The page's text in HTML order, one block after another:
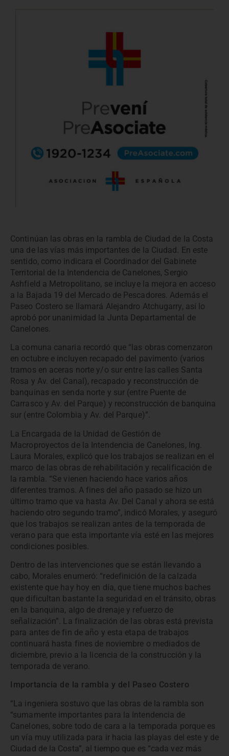
Continúan las obras en la rambla de Ciudad de la Costa
una de las vías más importantes de la Ciudad. En este
sentido, como indicara el Coordinador del Gabinete
Territorial de la Intendencia de Canelones, Sergio
Ashfield a Metropolitano, se incluye la mejora en acceso
a la Bajada 19 del Mercado de Pescadores. Además el
Paseo Costero se llamará Alejandro Atchugarry, así lo
aprobó por unanimidad la Junta Departamental de
Canelones.
La comuna canaria recordó que “las obras comenzaron
en octubre e incluyen recapado del pavimento (varios
tramos en aceras norte y/o sur entre las calles Santa
Rosa y Av. del Canal), recapado y reconstrucción de
banquinas en senda norte y sur (entre Puente de
Carrasco y Av. del Parque) y reconstrucción de banquina
sur (entre Colombia y Av. del Parque)”.
La Encargada de la Unidad de Gestión de
Macroproyectos de la Intendencia de Canelones, Ing.
Laura Morales, explicó que los trabajos se realizan en el
marco de las obras de rehabilitación y recalificación de
la rambla. “Se vienen haciendo hace varios años
diferentes tramos. A fines del año pasado se hizo un
último tramo que va hasta Av. Del Canal y ahora se está
haciendo otro segundo tramo”, indicó Morales, y aseguró
que los trabajos se realizan antes de la temporada de
verano para que esta importante vía esté en las mejores
condiciones posibles.
Dentro de las intervenciones que se están llevando a
cabo, Morales enumeró: “redefinición de la calzada
existente que hay hoy en día, que tiene muchos baches
que dificultan bastante la seguridad en el tránsito, obras
en la banquina, algo de drenaje y refuerzo de
señalización”. La finalización de las obras está prevista
para antes de fin de año y esta etapa de trabajos
continuará hasta fines de noviembre o mediados de
diciembre, previo a la licencia de la construcción y la
temporada de verano.
Importancia de la rambla y del Paseo Costero
“La ingeniera sostuvo que las obras de la rambla son
“sumamente importantes para la Intendencia de
Canelones, sobre todo de cara a la temporada porque es
un vía muy utilizada para ir hacia las playas del este y de
Ciudad de la Costa”, al tiempo que es “cada vez más